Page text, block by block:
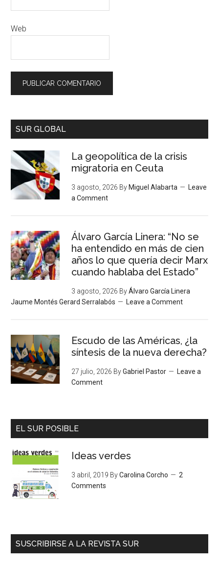
Web
SUR GLOBAL
La geopolítica de la crisis
migratoria en Ceuta
3 agosto, 2026 By Miguel Alabarta
Leave
a Comment
Álvaro García Linera: “No se
ha entendido en más de cien
años lo que quería decir Marx
cuando hablaba del Estado”
3 agosto, 2026 ByÁlvaro García Linera
Jaume Montés Gerard Serralabós
Leave a Comment
Escudo de las Américas, ¿la
síntesis de la nueva derecha?
27 julio, 2026 ByGabriel Pastor
Leave a
Comment
EL SUR POSIBLE
Ideas verdes
3 abril, 2019 ByCarolina Corcho
2
Comments
SUSCRIBIRSE A LA REVISTA SUR